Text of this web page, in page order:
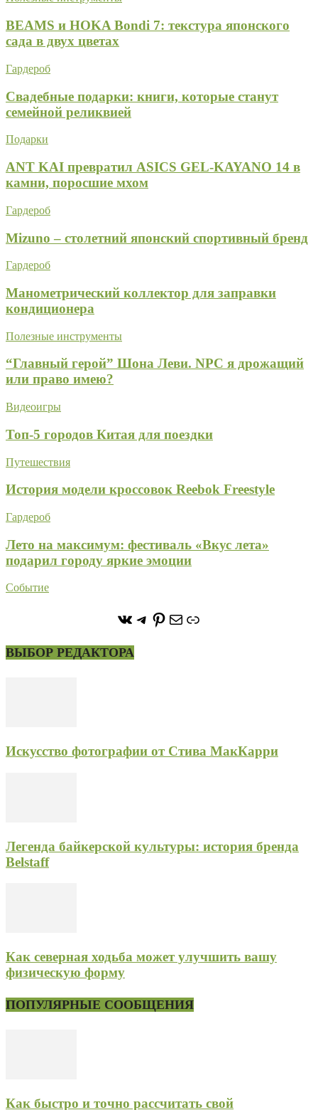
BEAMS и HOKA Bondi 7: текстура японского
сада в двух цветах
Гардероб
Свадебные подарки: книги, которые станут
семейной реликвией
Подарки
ANT KAI превратил ASICS GEL-KAYANO 14 в
камни, поросшие мхом
Гардероб
Mizuno – столетний японский спортивный бренд
Гардероб
Манометрический коллектор для заправки
кондиционера
Полезные инструменты
“Главный герой” Шона Леви. NPC я дрожащий
или право имею?
Видеоигры
Топ-5 городов Китая для поездки
Путешествия
История модели кроссовок Reebok Freestyle
Гардероб
Лето на максимум: фестиваль «Вкус лета»
подарил городу яркие эмоции
Событие
https://vk.com/
https://t.me/stoneforest
https://
ПочтаСсылка
ВЫБОР РЕДАКТОРА
Искусство фотографии от Стива МакКарри
Легенда байкерской культуры: история бренда
Belstaff
Как северная ходьба может улучшить вашу
физическую форму
ПОПУЛЯРНЫЕ СООБЩЕНИЯ
Как быстро и точно рассчитать свой